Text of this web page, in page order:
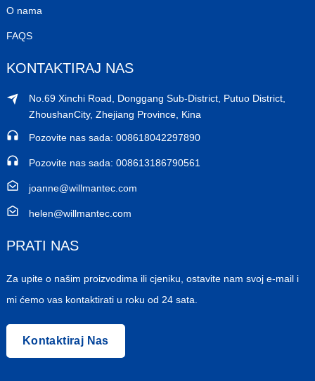
O nama
FAQS
KONTAKTIRAJ NAS
No.69 Xinchi Road, Donggang Sub-District, Putuo District,
ZhoushanCity, Zhejiang Province, Kina
Pozovite nas sada: 008618042297890
Pozovite nas sada: 008613186790561
joanne@willmantec.com
helen@willmantec.com
PRATI NAS
Za upite o našim proizvodima ili cjeniku, ostavite nam svoj e-mail i
mi ćemo vas kontaktirati u roku od 24 sata.
Kontaktiraj Nas